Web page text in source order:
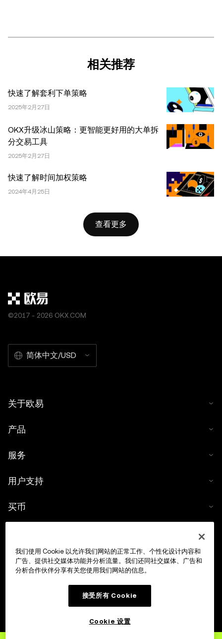
计信息，如果有) 仅供一般参考之用。尽管我们在准备这些
数据和图表时已采取了所有合理的谨慎措施，但对于此处表
OKX。本文可以全文复制或分发，也可以使用本文 100 字
或更少的摘录，前提是此类使用是非商业性的。整篇文章的
OKX，经许可使用。”允许的摘录必须引用文章名称并包含
出处，例如“文章名称，[作者姓名 (如适用)]，© 2025
OKX”。部分内容可能由人工智能（AI）工具生成或辅助生
相关推荐
快速了解套利下单策略
2025年2月27日
OKX升级冰山策略：更智能更好用的大单拆
分交易工具
2025年2月27日
快速了解时间加权策略
2024年4月25日
查看更多
©2017 - 2026 OKX.COM
简体中文/USD
关于欧易
产品
服务
用户支持
买币
交易
我们使用 Cookie 以允许我们网站的正常工作、个性化设计内容和
广告、提供社交媒体功能并分析流量。我们还同社交媒体、广告和
分析合作伙伴分享有关您使用我们网站的信息。
接受所有 Cookie
Cookie 设置